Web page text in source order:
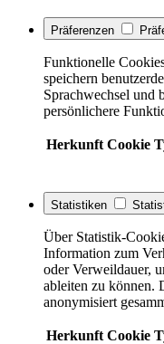
Präferenzen
Funktionelle
speichern
Sprachwechsel und
persönlichere
Herkunft Cookie
Statistiken
Über Statistik-
Information zum
oder Verweildauer,
ableiten zu können.
anonymisiert
Herkunft Cookie